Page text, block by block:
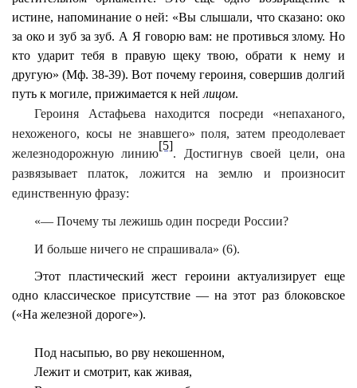
истине, напоминание о ней: «Вы слышали, что сказано: око
за око и зуб за зуб. А Яговорю вам: не противься злому. Но
кто ударит тебя в правую щеку твою, обрати к нему и
другую» (Мф. 38-39). Вот почему героиня, совершив долгий
путь к могиле, прижимается к ней лицом.
Героиня Астафьева находится посреди «непаханого,
нехоженого, косы не знавшего» поля, затем преодолевает
железнодорожную линию
[5]
. Достигнув своей цели, она
развязывает платок, ложится на землю и произносит
единственную фразу:
«— Почему ты лежишь один посреди России?
И больше ничего не спрашивала» (6).
Этот пластический жест героини актуализирует еще
одно классическое присутствие — на этот раз блоковское
(«На железной дороге»).
Под насыпью,во рву некошенном,
Лежит и смотрит, как живая,